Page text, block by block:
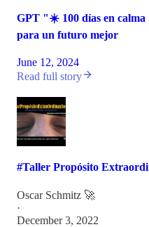
GPT "☀️ 100 días en calma
para un futuro mejor
June 12, 2024
Read full story
#Taller Propósito
Oscar Schmitz 🚀
·
December 3, 2022